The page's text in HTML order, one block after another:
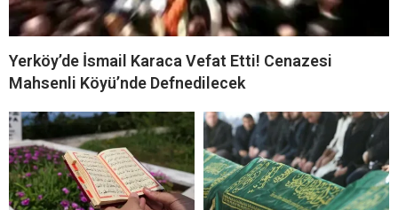
Yerköy’de İsmail Karaca Vefat Etti! Cenazesi
Mahsenli Köyü’nde Defnedilecek